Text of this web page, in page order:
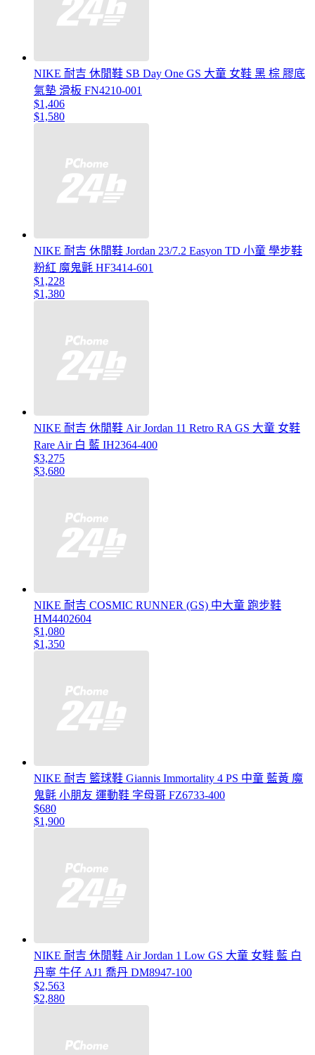
NIKE 耐吉 休閒鞋 SB Day One GS 大童 女鞋 黑 棕 膠底
氣墊 滑板 FN4210-001
$1,406
$1,580
NIKE 耐吉 休閒鞋 Jordan 23/7.2 Easyon TD 小童 學步鞋
粉紅 魔鬼氈 HF3414-601
$1,228
$1,380
NIKE 耐吉 休閒鞋 Air Jordan 11 Retro RA GS 大童 女鞋
Rare Air 白 藍 IH2364-400
$3,275
$3,680
NIKE 耐吉 COSMIC RUNNER (GS) 中大童 跑步鞋
HM4402604
$1,080
$1,350
NIKE 耐吉 籃球鞋 Giannis Immortality 4 PS 中童 藍黃 魔
鬼氈 小朋友 運動鞋 字母哥 FZ6733-400
$680
$1,900
NIKE 耐吉 休閒鞋 Air Jordan 1 Low GS 大童 女鞋 藍 白
丹寧 牛仔 AJ1 喬丹 DM8947-100
$2,563
$2,880